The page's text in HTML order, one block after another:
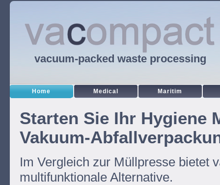
vacuum-packed waste processing
Home Medical Maritim
Starten Sie Ihr Hygiene
Vakuum-
Im Vergleich zur Müllpresse bietet
multifunktionale Alternative.